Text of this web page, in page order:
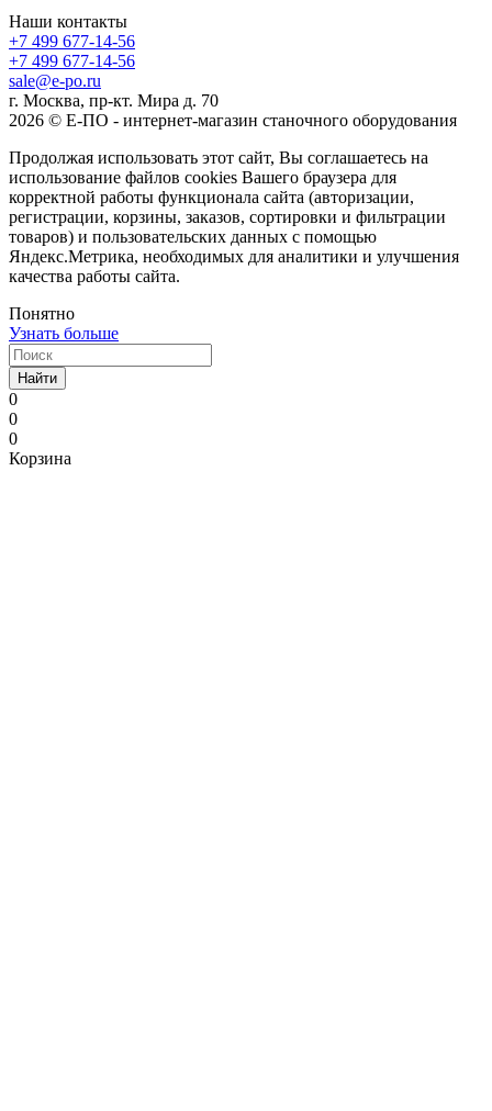
Наши контакты
+7 499 677-14-56
+7 499 677-14-56
sale@e-po.ru
г. Москва, пр-кт. Мира д. 70
2026 © Е-ПО - интернет-магазин станочного оборудования
Продолжая использовать этот сайт, Вы соглашаетесь на
использование файлов cookies Вашего браузера для
корректной работы функционала сайта (авторизации,
регистрации, корзины, заказов, сортировки и фильтрации
товаров) и пользовательских данных с помощью
Яндекс.Метрика, необходимых для аналитики и улучшения
качества работы сайта.
Понятно
Узнать больше
Найти
0
0
0
Корзина